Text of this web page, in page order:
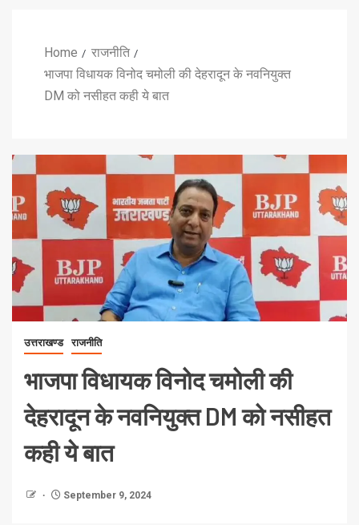
Home
राजनीति
भाजपा विधायक विनोद चमोली की देहरादून के नवनियुक्त
DM को नसीहत कही ये बात
उत्तराखण्ड राजनीति
भाजपा विधायक विनोद चमोली की
देहरादून के नवनियुक्त DM को नसीहत
कही ये बात
September 9, 2024